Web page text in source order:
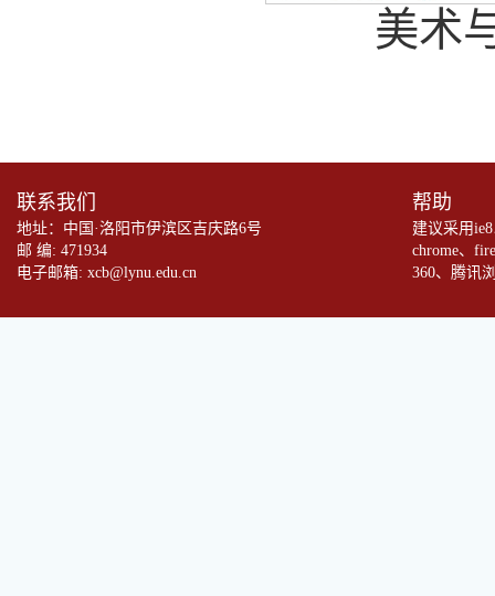
美术
联系我们
地址：中国·洛阳市伊滨区吉庆路6号
邮 编: 471934
电子邮箱: xcb@lynu.edu.cn
帮助
建议采用
chrome、
360、腾讯